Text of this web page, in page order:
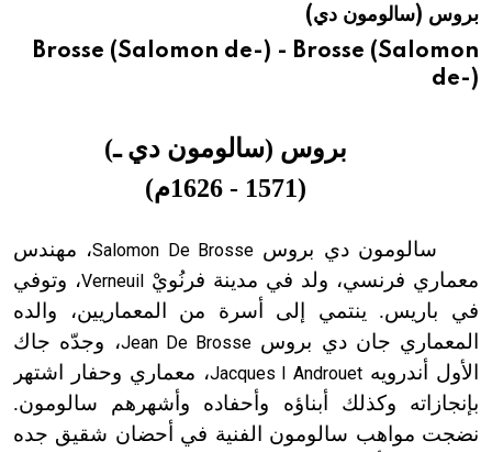
هيئة الموسوعة العربية تطلق موسوعات جديدة في عام 2026
بروس (سالومون دي)
Brosse (Salomon de-) - Brosse (Salomon
de-)
بروس (سالومون دي ـ)
(
1571
- 1626م )
سالومون دي بروس Salomon De Brosse، مهندس
معماري فرنسي، ولد في مدينة فرنُويْ
Verneuil، وتوفي
في باريس. ينتمي إلى أسرة من المعماريين، والده
المعماري جان دي بروس Jean De Brosse، وجدّه جاك
الأول أندرويه Jacques I Androuet، معماري وحفار اشتهر
بإنجازاته وكذلك أبناؤه وأحفاده وأشهرهم سالومون.
نضجت مواهب سالومون الفنية في أحضان شقيق جده